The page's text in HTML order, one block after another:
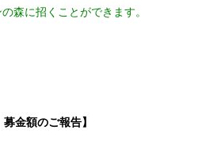
森に招くことができます。
金額のご報告】